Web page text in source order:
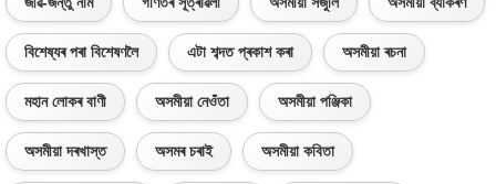
বিশেষ্যৰ পৰা বিশেষণলৈ এটা শব্দত প্ৰকাশ কৰা অসমীয়া ৰচনা
মহান লোকৰ বাণী অসমীয়া নেওঁতা অসমীয়া পঞ্জিকা
অসমীয়া দৰখাস্ত অসমৰ চৰাই অসমীয়া কবিতা